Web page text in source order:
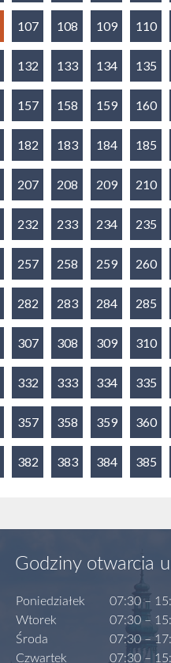
107 108 109 110
132 133 134 135
157 158 159 160
182 183 184 185
207 208 209 210
232 233 234 235
257 258 259 260
282 283 284 285
307 308 309 310
332 333 334 335
357 358 359 360
382 383 384 385
Godziny otwarcia
Poniedziałek
Wtorek
Środa
Czwartek
07:30 –
07:30 –
07:30 –
07:30 –